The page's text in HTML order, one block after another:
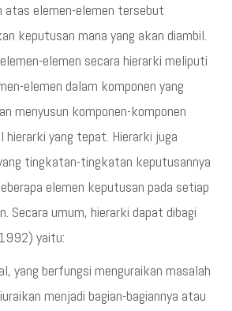
atas elemen-elemen tersebut
keputusan mana yang akan diambil.
elemen secara hierarki meliputi
elemen dalam komponen yang
menyusun komponen-komponen
yang tepat. Hierarki juga
tingkatan-tingkatan keputusannya
elemen keputusan pada setiap
Secara umum, hierarki dapat dibagi
yaitu:
yang berfungsi menguraikan masalah
menjadi bagian-bagiannya atau